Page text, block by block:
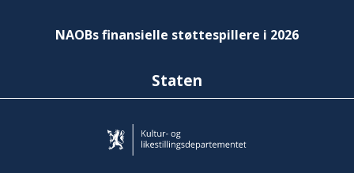
NAOBs finansielle støttespillere i 2026
Staten